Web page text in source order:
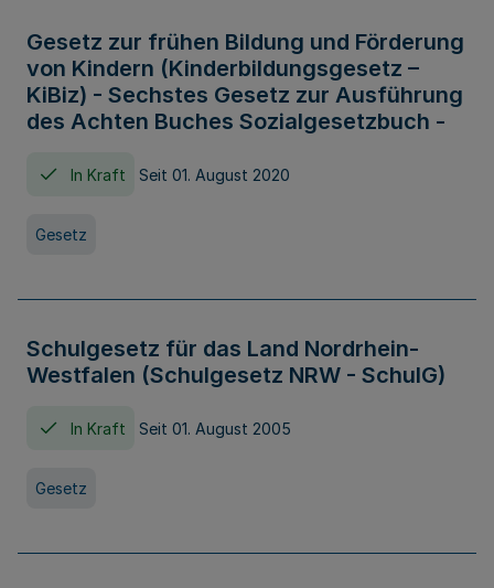
Gesetz zur frühen Bildung und Förderung
von Kindern (Kinderbildungsgesetz –
KiBiz) - Sechstes Gesetz zur Ausführung
des Achten Buches Sozialgesetzbuch -
In Kraft Seit 01. August 2020
Gesetz
Schulgesetz für das Land Nordrhein-
Westfalen (Schulgesetz NRW - SchulG)
In Kraft Seit 01. August 2005
Gesetz